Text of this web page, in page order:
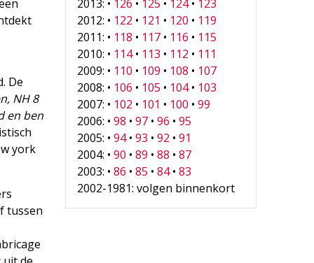
De
NH 8
en ben
york
tussen
2013: • 126 • 125 • 124• 123
2012: • 122 • 121 • 120 • 119
2011: • 118 • 117 • 116 • 115
2010: • 114• 113 • 112 • 111
2009: • 110 • 109 • 108 • 107
2008: • 106 • 105 • 104• 103
2007: • 102 • 101 • 100 •99
2006: •98 •97 •96 •95
2005: •94•93 •92 •91
2004: •90 •89 •88 •87
2003: •86 •85 •84•83
2002-1981: volgen binnenkort